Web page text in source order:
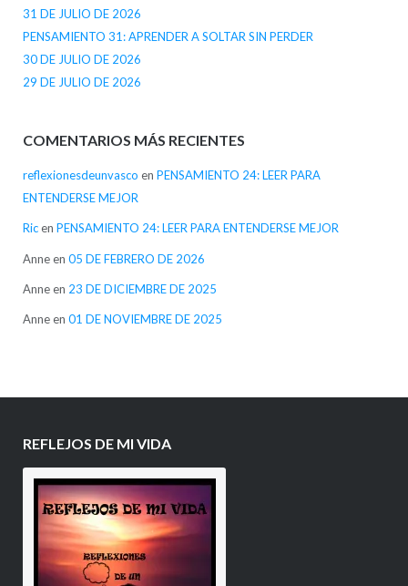
31 DE JULIO DE 2026
PENSAMIENTO 31: APRENDER A SOLTAR SIN PERDER
30 DE JULIO DE 2026
29 DE JULIO DE 2026
COMENTARIOS MÁS RECIENTES
reflexionesdeunvasco en PENSAMIENTO 24: LEER PARA
ENTENDERSE MEJOR
Ricen PENSAMIENTO 24: LEER PARA ENTENDERSE MEJOR
Anneen 05 DE FEBRERO DE 2026
Anneen 23 DE DICIEMBRE DE 2025
Anneen 01 DE NOVIEMBRE DE 2025
REFLEJOS DE MI VIDA